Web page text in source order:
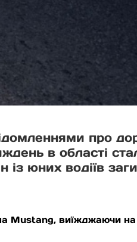
про
в області
із юних водіїв
Mustang, виїжджаючи